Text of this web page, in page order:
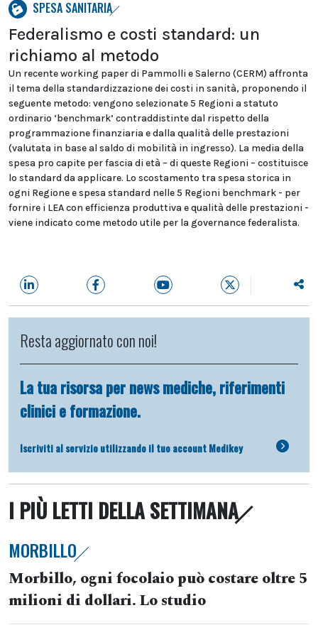
SPESA SANITARIA
Federalismo e costi standard: un
richiamo al metodo
Un recente working paper di Pammolli e Salerno (CERM) affronta
il tema della standardizzazione dei costi in sanità, proponendo il
seguente metodo: vengono selezionate 5 Regioni a statuto
ordinario ‘benchmark’ contraddistinte dal rispetto della
programmazione finanziaria e dalla qualità delle prestazioni
(valutata in base al saldo di mobilità in ingresso). La media della
spesa pro capite per fascia di età – di queste Regioni – costituisce
lo standard da applicare. Lo scostamento tra spesa storica in
ogni Regione e spesa standard nelle 5 Regioni benchmark - per
fornire i LEA con efficienza produttiva e qualità delle prestazioni -
viene indicato come metodo utile per la governance federalista.
Resta aggiornato con noi!
La tua risorsa per news mediche, riferimenti
clinici e formazione.
Iscriviti al servizio utilizzando il tuo account Medikey
I PIÙ LETTI DELLA SETTIMANA
MORBILLO
Morbillo, ogni focolaio può costare oltre 5
milioni di dollari. Lo studio